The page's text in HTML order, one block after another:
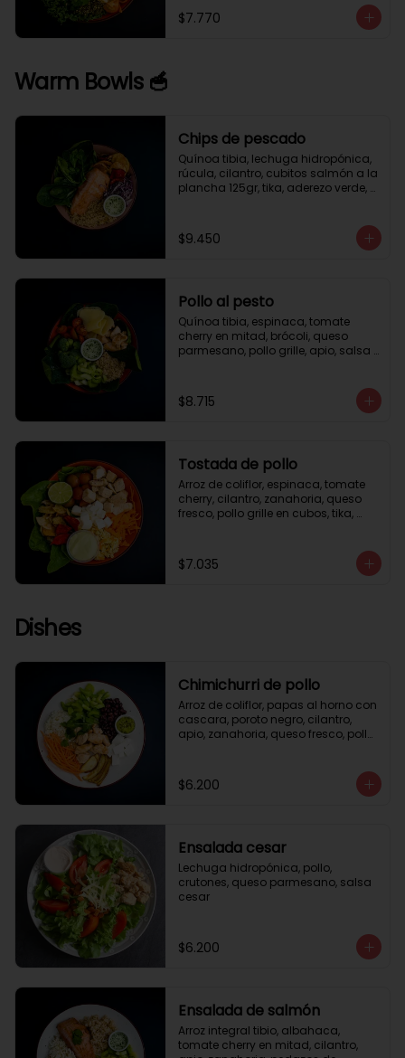
$7.770
Warm Bowls 🥣
Chips de pescado
Quínoa tibia, lechuga hidropónica,
rúcula, cilantro, cubitos salmón a la
plancha 125gr, tika, aderezo verde,
$9.450
Pollo al pesto
Quínoa tibia, espinaca, tomate
cherry en mitad, brócoli, queso
parmesano, pollo grille, apio, salsa
$8.715
Tostada de pollo
Arroz de coliflor, espinaca, tomate
cherry, cilantro, zanahoria, queso
fresco, pollo grille en cubos, tika,
$7.035
Dishes
Chimichurri de pollo
Arroz de coliflor, papas al horno con
cascara, poroto negro, cilantro,
apio, zanahoria, queso fresco, pollo
$6.200
Ensalada cesar
Lechuga hidropónica, pollo,
crutones, queso parmesano, salsa
cesar
$6.200
Ensalada de salmón
Arroz integral tibio, albahaca,
tomate cherry en mitad, cilantro,